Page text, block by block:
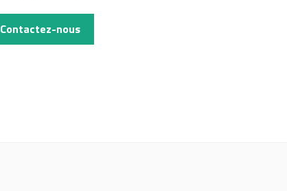
Contactez-nous